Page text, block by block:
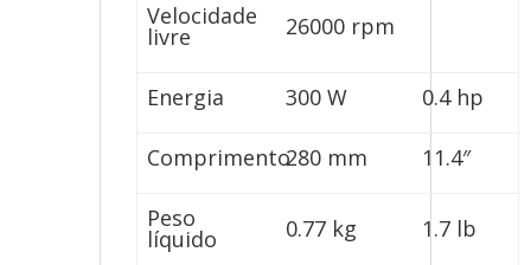
Velocidade
livre 26000 rpm
Energia 300 W 0.4 hp
Comprimento280 mm 11.4″
Peso
líquido 0.77 kg 1.7 lb